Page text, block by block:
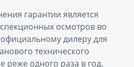
гарантии является
осмотров во
дилеру для
технического
реже одного раза в год.